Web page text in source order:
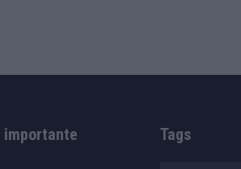
importante Tags